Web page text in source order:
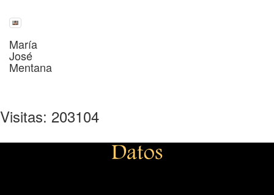
María
José
Mentana
Visitas: 203104
Datos